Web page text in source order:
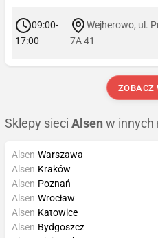
09:00-
17:00
Wejherowo, ul.
7A 41
ZOBACZ
Sklepy sieci Alsen w innych
Alsen Warszawa
Alsen Kraków
Alsen Poznań
Alsen Wrocław
Alsen Katowice
Alsen Bydgoszcz